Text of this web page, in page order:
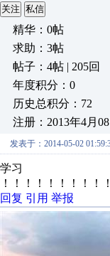
关注 私信
精华：0帖
求助：3帖
帖子：4帖 | 205回
年度积分：0
历史总积分：72
注册：2013年4月08
发表于：2014-05-02
学习
！！！！！！！！！
回复 引用 举报